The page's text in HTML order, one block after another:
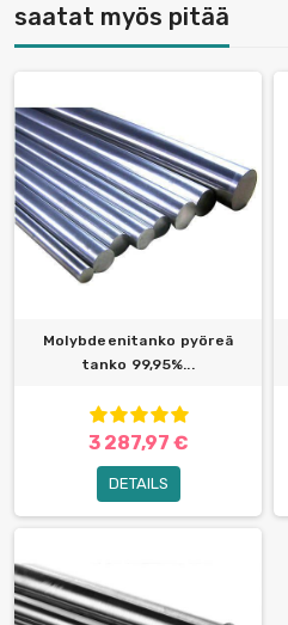
saatat myös pitää
Molybdeenitanko pyöreä
tanko 99,95%...
3 287,97 €
DETAILS